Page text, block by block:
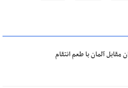
مقابل آلمان با طعم انتقام